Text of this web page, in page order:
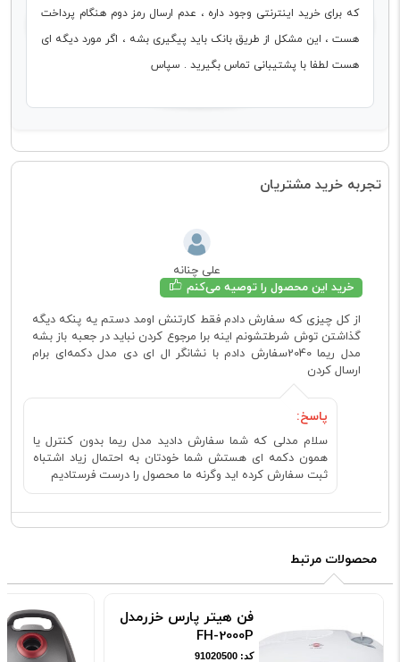
که برای خرید اینترنتی وجود داره ، عدم ارسال رمز دوم هنگام پرداخت
هست ، این مشکل از طریق بانک باید پیگیری بشه ، اگر مورد دیگه ای
هست لطفا با پشتیبانی تماس بگیرید . سپاس
تجربه خرید مشتریان
علی چنانه
خرید این محصول را توصیه می‌کنم
از کل چیزی که سفارش دادم فقط کارتنش اومد دستم یه پنکه دیگه
گذاشتن توش شرطتشونم اینه برا مرجوع کردن نباید در جعبه باز بشه
مدل ریما 2040سفارش دادم با نشانگر ال ای دی مدل دکمه‌ای برام
ارسال کردن
پاسخ:
سلام مدلی که شما سفارش دادید مدل ریما بدون کنترل یا
همون دکمه ای هستش شما خودتان به احتمال زیاد اشتباه
ثبت سفارش کرده اید وگرنه ما محصول را درست فرستادیم
محصولات مرتبط
فن هیتر پارس خزرمدل
FH-2000P
کد: 91020500